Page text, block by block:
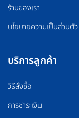
ร้านของเรา
นโยบายความเป็นส่วนตัว
บริการลูกค้า
วิธีสั่งซื้อ
การชำระเงิน